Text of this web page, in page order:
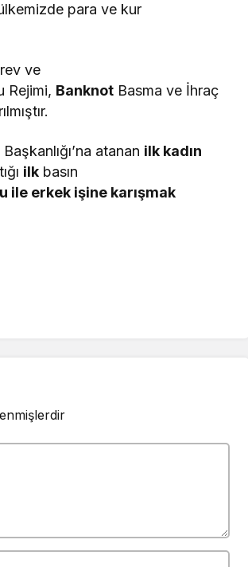
para ve kur
ve
Rejimi, Banknot Basma ve İhraç
atanan ilk kadın
ilk basın
ile erkek işine karışmak